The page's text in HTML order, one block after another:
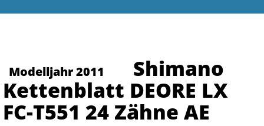
Modelljahr 2011
Shimano
Kettenblatt DEORE LX
FC-T551 24 Zähne AE